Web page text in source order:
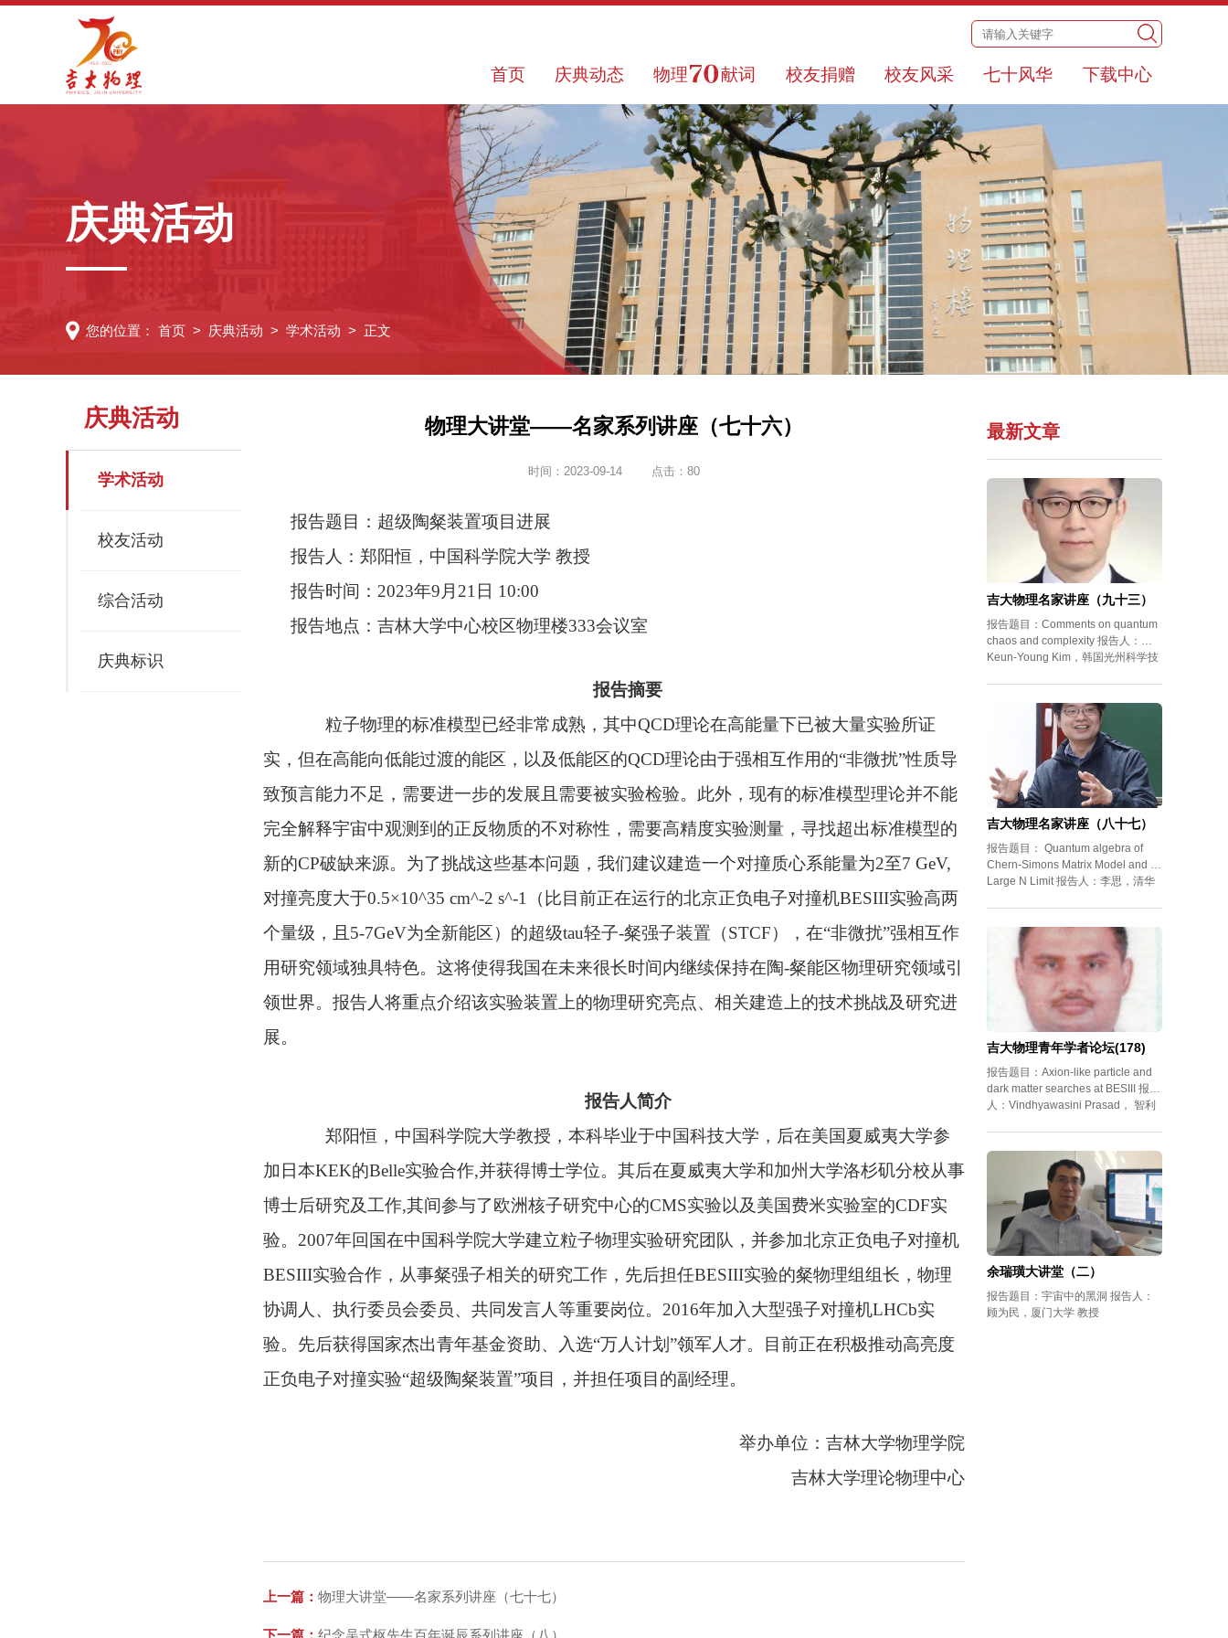
首页 庆典动态 物理 献词 校友捐赠 校友风采 七十风华 下载中心
庆典活动
您的位置： 首页 > 庆典活动 > 学术活动 > 正文
庆典活动
学术活动
校友活动
综合活动
庆典标识
物理大讲堂——名家系列讲座（七十六）
时间：2023-09-14 点击： 80
报告题目：超级陶粲装置项目进展
报告人：郑阳恒，中国科学院大学 教授
报告时间：2023年9月21日 10:00
报告地点：吉林大学中心校区物理楼333会议室
报告摘要
粒子物理的标准模型已经非常成熟，其中QCD理论在高能量下已被大量实验所证
实，但在高能向低能过渡的能区，以及低能区的QCD理论由于强相互作用的“非微扰”性质导
致预言能力不足，需要进一步的发展且需要被实验检验。此外，现有的标准模型理论并不能
完全解释宇宙中观测到的正反物质的不对称性，需要高精度实验测量，寻找超出标准模型的
新的CP破缺来源。为了挑战这些基本问题，我们建议建造一个对撞质心系能量为2至7 GeV,
对撞亮度大于0.5×10^35 cm^-2 s^-1（比目前正在运行的北京正负电子对撞机BESIII实验高两
个量级，且5-7GeV为全新能区）的超级tau轻子-粲强子装置（STCF），在“非微扰”强相互作
用研究领域独具特色。这将使得我国在未来很长时间内继续保持在陶-粲能区物理研究领域引
领世界。报告人将重点介绍该实验装置上的物理研究亮点、相关建造上的技术挑战及研究进
展。
报告人简介
郑阳恒，中国科学院大学教授，本科毕业于中国科技大学，后在美国夏威夷大学参
加日本KEK的Belle实验合作,并获得博士学位。其后在夏威夷大学和加州大学洛杉矶分校从事
博士后研究及工作,其间参与了欧洲核子研究中心的CMS实验以及美国费米实验室的CDF实
验。2007年回国在中国科学院大学建立粒子物理实验研究团队，并参加北京正负电子对撞机
BESIII实验合作，从事粲强子相关的研究工作，先后担任BESIII实验的粲物理组组长，物理
协调人、执行委员会委员、共同发言人等重要岗位。2016年加入大型强子对撞机LHCb实
验。先后获得国家杰出青年基金资助、入选“万人计划”领军人才。目前正在积极推动高亮度
正负电子对撞实验“超级陶粲装置”项目，并担任项目的副经理。
举办单位： 吉林大学物理学院
吉林大学理论物理中心
上一篇： 物理大讲堂——名家系列讲座（七十七）
最新文章
吉大物理名家讲座（九十三）
报告题目：Comments on quantum
chaos and complexity 报告人：
Keun-Young Kim，韩国光州科学技
吉大物理名家讲座（八十七）
报告题目： Quantum algebra of
Chern-Simons Matrix Model and its
Large N Limit 报告人：李思，清华
吉大物理青年学者论坛(178)
报告题目：Axion-like particle and
dark matter searches at BESIII 报告
人：Vindhyawasini Prasad， 智利
余瑞璜大讲堂（二）
报告题目：宇宙中的黑洞 报告人：
顾为民，厦门大学 教授